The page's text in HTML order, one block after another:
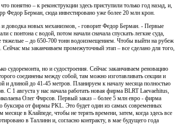
понятно – к реконструкции здесь приступили только год назад, и,
Федор Берман, сюда инвестировано уже более 20 млн крон.
и доводка новых механизмов, - говорит Федор Берман. - Первые
с понтона с водой, потом начали сначала спускать легкие суда,
тяжелые – до 650-700 тонн водоизмещением. Чтобы выйти на рубеж
мы заканчиваем промежуточный этап – все сделано для того,
судоремонта, но и судостроения. Сейчас заканчиваем реновацию
соединены между собой, там можно изготавливать секции и
и длиной до 41-45 метров. Планируем к началу месяца полностью
С 1 августа у нас начала работать новая фирма BLRT Laevaehitus,
Олег Фирсов. Первый заказ – более 5 млн евро - фирма
буксира от фирмы PKL. Это будет один из самых современных
месяце в Клайпеде, чтобы не терять времени, затем, когда здесь все
в Таллинн и, согласно контракту, в мае будущего года